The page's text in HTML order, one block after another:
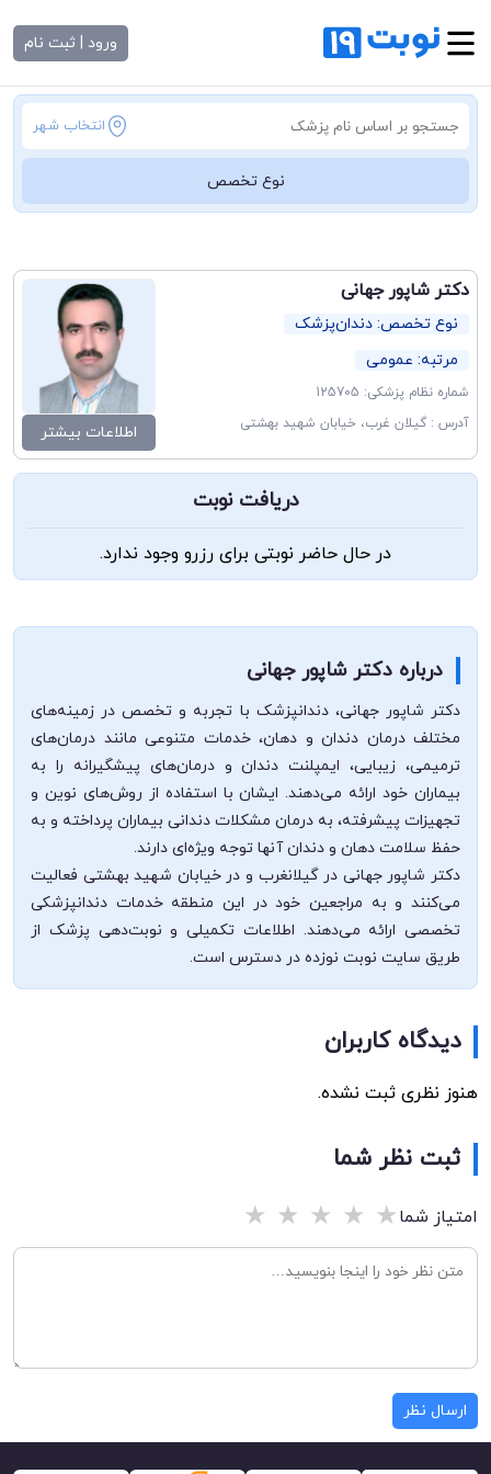
ورود | ثبت نام
انتخاب شهر
نوع تخصص
دکتر شاپور جهانی
نوع تخصص: دندان‌پزشک
مرتبه: عمومی
شماره نظام پزشکی: 125705
آدرس : گیلان غرب، خیابان شهید بهشتی
اطلاعات بیشتر
دریافت نوبت
در حال حاضر نوبتی برای رزرو وجود ندارد.
درباره دکتر شاپور جهانی
دکتر شاپور جهانی، دندانپزشک با تجربه و تخصص در زمینه‌های
مختلف درمان دندان و دهان، خدمات متنوعی مانند درمان‌های
ترمیمی، زیبایی، ایمپلنت دندان و درمان‌های پیشگیرانه را به
بیماران خود ارائه می‌دهند. ایشان با استفاده از روش‌های نوین و
تجهیزات پیشرفته، به درمان مشکلات دندانی بیماران پرداخته و به
حفظ سلامت دهان و دندان آنها توجه ویژه‌ای دارند.
دکتر شاپور جهانی در گیلانغرب و در خیابان شهید بهشتی فعالیت
می‌کنند و به مراجعین خود در این منطقه خدمات دندانپزشکی
تخصصی ارائه می‌دهند. اطلاعات تکمیلی و نوبت‌دهی پزشک از
طریق سایت نوبت نوزده در دسترس است.
دیدگاه کاربران
هنوز نظری ثبت نشده.
ثبت نظر شما
امتیاز شما★
★
★
★
★
ارسال نظر